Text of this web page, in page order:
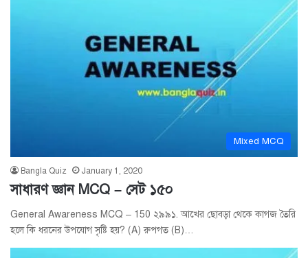
Mixed MCQ
Bangla Quiz January 1, 2020
সাধারণ জ্ঞান MCQ – সেট ১৫০
General Awareness MCQ – 150 ২৯৯১. আখের ছোবড়া থেকে কাগজ তৈরি
হলে কি ধরনের উপযোগ সৃষ্টি হয়? (A) রুপগত (B)…